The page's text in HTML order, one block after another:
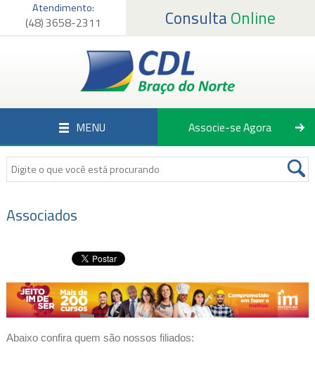
Página Inicial
Empregos
Notícias
Associe-se Agora
Atendimento:
(48) 3658-2311 Consulta Online
MENU Associe-se Agora
Associados
Abaixo confira quem são nossos filiados: